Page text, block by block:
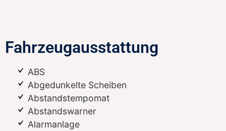
Fahrzeugausstattung
ABS
Abgedunkelte Scheiben
Abstandstempomat
Abstandswarner
Alarmanlage